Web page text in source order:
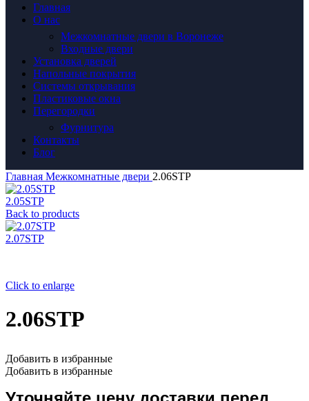
Главная
О нас
Межкомнатные двери в Воронеже
Входные двери
Установка дверей
Напольные покрытия
Системы открывания
Пластиковые окна
Перегородки
Фурнитура
Контакты
Блог
Главная Межкомнатные двери 2.06STP
2.05STP
Back to products
2.07STP
Click to enlarge
2.06STP
Добавить в избранные
Добавить в избранные